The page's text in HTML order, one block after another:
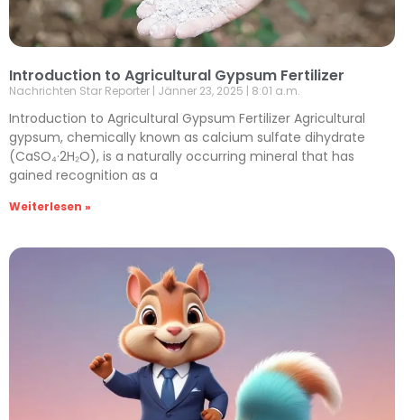
Introduction to Agricultural Gypsum Fertilizer
Nachrichten Star Reporter Jänner 23, 2025 8:01 a.m.
Introduction to Agricultural Gypsum Fertilizer Agricultural
gypsum, chemically known as calcium sulfate dihydrate
(CaSO₄·2H₂O), is a naturally occurring mineral that has
gained recognition as a
Weiterlesen »